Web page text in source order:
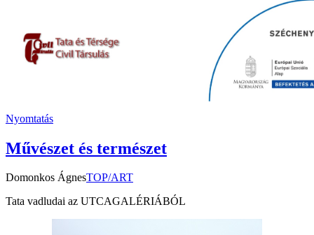
Nyomtatás
Művészet és természet
Domonkos ÁgnesTOP/ART
Tata vadludai az UTCAGALÉRIÁBÓL